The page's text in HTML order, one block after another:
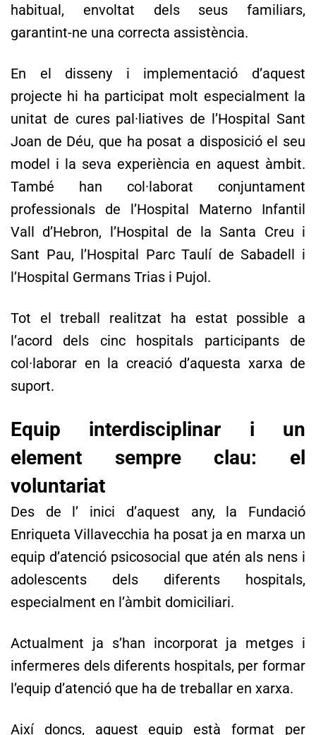
habitual, envoltat dels seus familiars,
garantint-ne una correcta assistència.
En el disseny i implementació d’aquest
projecte hi ha participat molt especialment la
unitat de cures pal·liatives de l’Hospital Sant
Joan de Déu, que ha posat a disposició el seu
model i la seva experiència en aquest àmbit.
També han col·laborat conjuntament
professionals de l’Hospital Materno Infantil
Vall d’Hebron, l’Hospital de la Santa Creu i
Sant Pau, l’Hospital Parc Taulí de Sabadell i
l’Hospital Germans Trias i Pujol.
Tot el treball realitzat ha estat possible a
l’acord dels cinc hospitals participants de
col·laborar en la creació d’aquesta xarxa de
suport.
Equip interdisciplinar i un
element sempre clau: el
voluntariat
Des de l’ inici d’aquest any, la Fundació
Enriqueta Villavecchia ha posat ja en marxa un
equip d’atenció psicosocial que atén als nens i
adolescents dels diferents hospitals,
especialment en l’àmbit domiciliari.
Actualment ja s’han incorporat ja metges i
infermeres dels diferents hospitals, per formar
l’equip d’atenció que ha de treballar en xarxa.
Així doncs, aquest equip està format per